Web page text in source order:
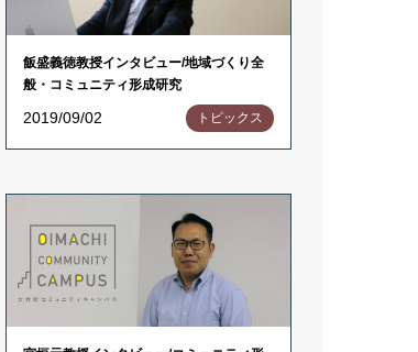
飯盛義徳教授インタビュー/地域づくり全
般・コミュニティ形成研究
2019/09/02 トピックス